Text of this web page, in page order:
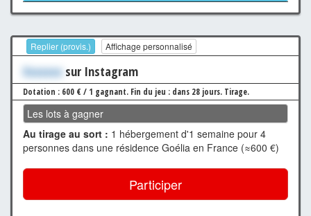
Replier (provis.) Affichage personnalisé
Xxxxxxx sur Instagram
Dotation : 600 € / 1 gagnant. Fin du jeu : dans 28 jours. Tirage.
Les lots à gagner
Au tirage au sort : 1 hébergement d'1 semaine pour 4
personnes dans une résidence Goélia en France (≈600 €)
Participer